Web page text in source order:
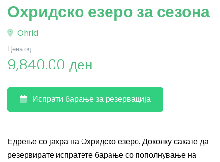
Охридско езеро за сезона
Ohrid
Цена од:
9,840.00 ден
Испрати барање за резервација
Едрење со јахра на Охридско езеро. Доколку сакате да
резервирате испратете барање со пополнување на